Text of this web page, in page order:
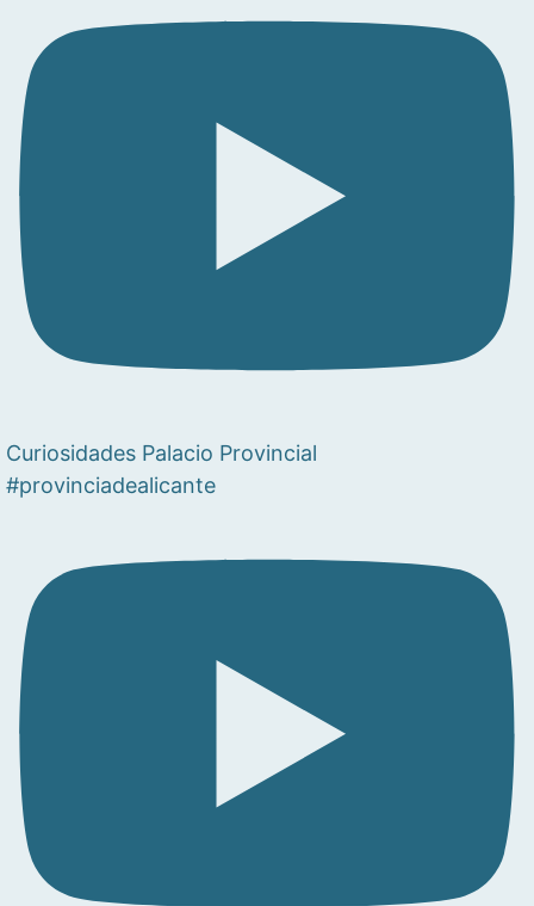
Curiosidades Palacio Provincial
#provinciadealicante